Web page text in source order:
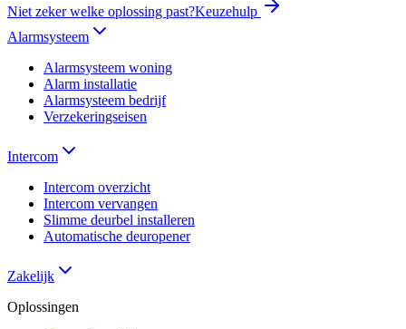
Niet zeker welke oplossing past?Keuzehulp
Alarmsysteem
Alarmsysteem woning
Alarm installatie
Alarmsysteem bedrijf
Verzekeringseisen
Intercom
Intercom overzicht
Intercom vervangen
Slimme deurbel installeren
Automatische deuropener
Zakelijk
Oplossingen